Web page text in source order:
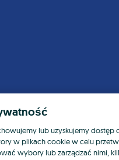
lub uzyskujemy dostęp
w plikach cookie w celu
wybory lub zarządzać nimi,